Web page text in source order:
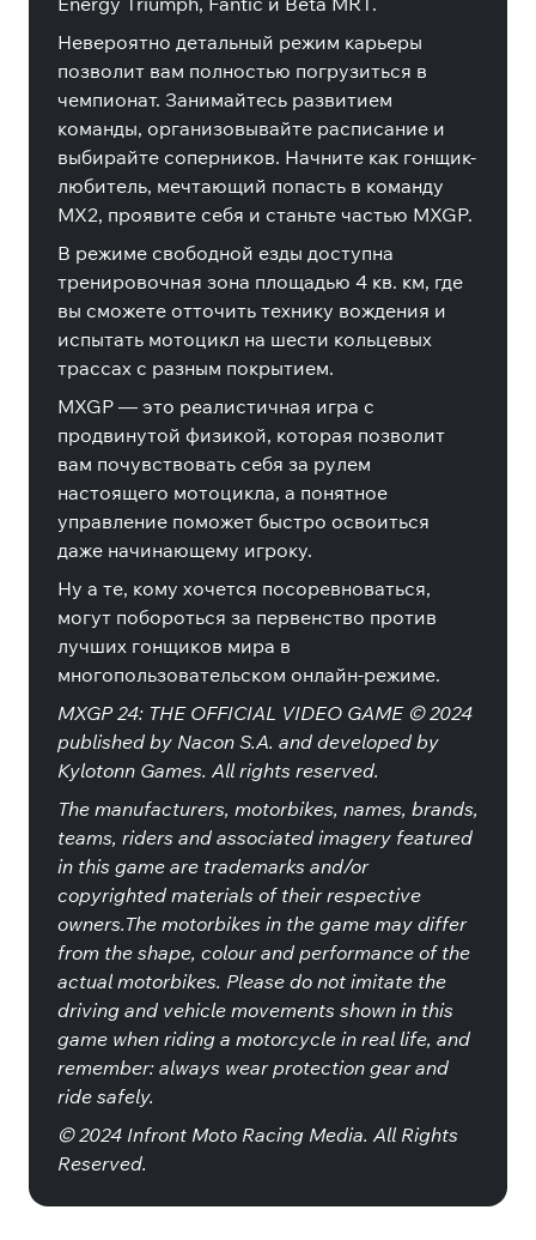
Невероятно детальный режим карьеры
позволит вам полностью погрузиться в
чемпионат. Занимайтесь развитием
команды, организовывайте расписание и
выбирайте соперников. Начните как гонщик-
любитель, мечтающий попасть в команду
MX2, проявите себя и станьте частью MXGP.
В режиме свободной езды доступна
тренировочная зона площадью 4 кв. км, где
вы сможете отточить технику вождения и
испытать мотоцикл на шести кольцевых
трассах с разным покрытием.
MXGP — это реалистичная игра с
продвинутой физикой, которая позволит
вам почувствовать себя за рулем
настоящего мотоцикла, а понятное
управление поможет быстро освоиться
даже начинающему игроку.
Ну а те, кому хочется посоревноваться,
могут побороться за первенство против
лучших гонщиков мира в
многопользовательском онлайн-режиме.
MXGP 24: THE OFFICIAL VIDEO GAME © 2024
published by Nacon S.A. and developed by
Kylotonn Games. All rights reserved.
The manufacturers, motorbikes, names, brands,
teams, riders and associated imagery featured
in this game are trademarks and/or
copyrighted materials of their respective
owners.The motorbikes in the game may differ
from the shape, colour and performance of the
actual motorbikes. Please do not imitate the
driving and vehicle movements shown in this
game when riding a motorcycle in real life, and
remember: always wear protection gear and
ride safely.
© 2024 Infront Moto Racing Media. All Rights
Reserved.